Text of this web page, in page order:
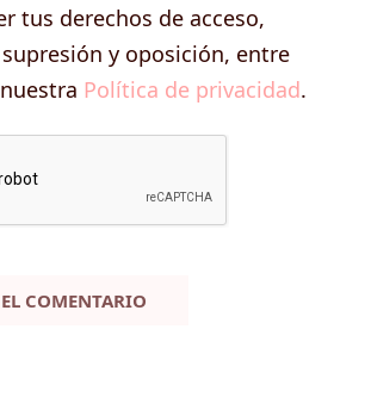
tus derechos de acceso,
y oposición, entre
Política de privacidad.